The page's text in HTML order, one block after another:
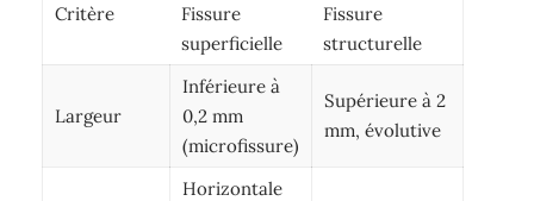
Critère
Fissure
superficielle
Fissure
structurelle
Largeur
Inférieure à
0,2 mm
(microfissure)
Supérieure à 2
mm, évolutive
Horizontale